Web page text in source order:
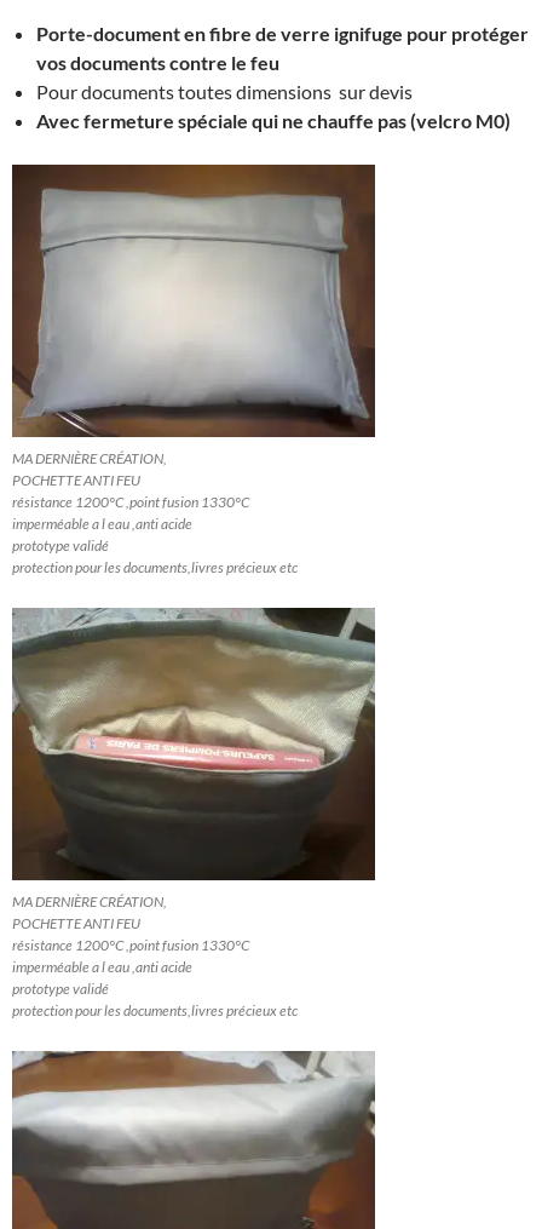
Porte-document en fibre de verre ignifuge pour protéger
vos documents contre le feu
Pour documents toutes dimensions sur devis
Avec fermeture spéciale qui ne chauffe pas (velcro M0)
MA DERNIÈRE CRÉATION,
POCHETTE ANTI FEU
résistance 1200°C ,point fusion 1330°C
imperméable a l eau ,anti acide
prototype validé
protection pour les documents,livres précieux etc
MA DERNIÈRE CRÉATION,
POCHETTE ANTI FEU
résistance 1200°C ,point fusion 1330°C
imperméable a l eau ,anti acide
prototype validé
protection pour les documents,livres précieux etc